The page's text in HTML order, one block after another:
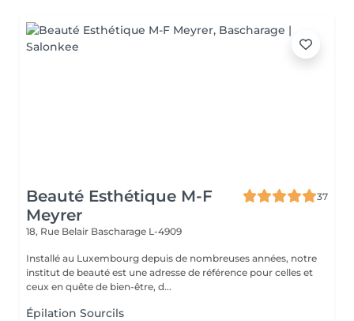
Beauté Esthétique M-F
Meyrer
37
18, Rue Belair Bascharage L-4909
Installé au Luxembourg depuis de nombreuses années, notre
institut de beauté est une adresse de référence pour celles et
ceux en quête de bien-être, d...
Épilation Sourcils